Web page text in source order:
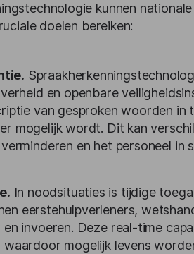
kunnen
doelen bereiken:
en openbare
van gesproken woorden in
mogelijk wordt. Dit kan
en het personeel in
In noodsituaties is tijdige
eerstehulpverleners,
invoeren. Deze real-time
mogelijk levens